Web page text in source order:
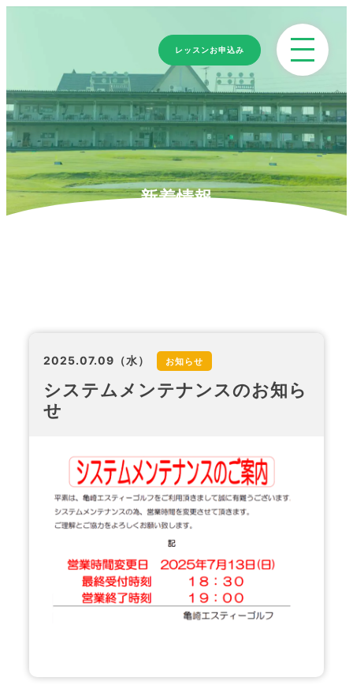
新着情報
2025.07.09（水） お知らせ
システムメンテナンスのお知ら
せ
レッスンお申込み